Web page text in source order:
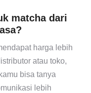
matcha dari
harga lebih
atau toko,
bisa tanya
lebih